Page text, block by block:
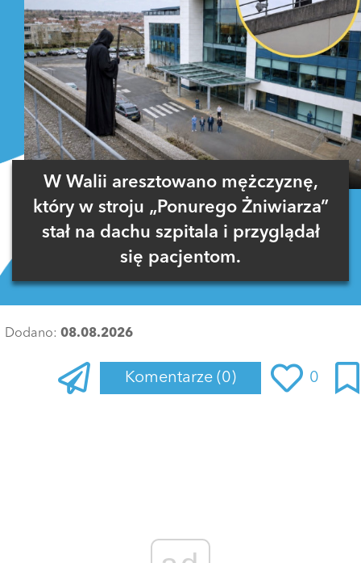
W Walii aresztowano mężczyznę,
który w stroju „Ponurego Żniwiarza”
stał na dachu szpitala i przyglądał
się pacjentom.
Dodano: 08.08.2026
Komentarze (0) 0